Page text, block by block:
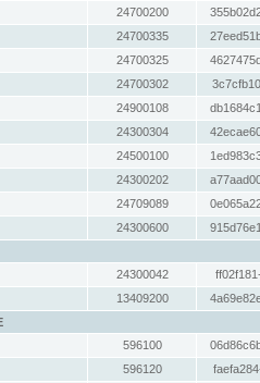
24700200
24700335
24700325
24700302
24900108
24300304
24500100
24300202
24709089
24300600
24300042
13409200
596100
596120